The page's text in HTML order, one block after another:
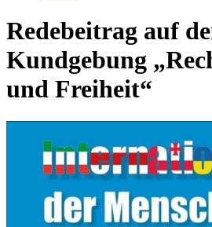
Redebeitrag auf
Kundgebung
und Freiheit“